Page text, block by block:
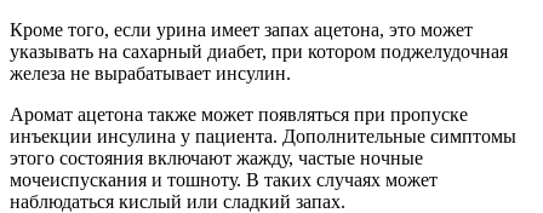
Кроме того, если урина имеет запах ацетона, это может
указывать на сахарный диабет, при котором поджелудочная
железа не вырабатывает инсулин.
Аромат ацетона также может появляться при пропуске
инъекции инсулина у пациента. Дополнительные симптомы
этого состояния включают жажду, частые ночные
мочеиспускания и тошноту. В таких случаях может
наблюдаться кислый или сладкий запах.